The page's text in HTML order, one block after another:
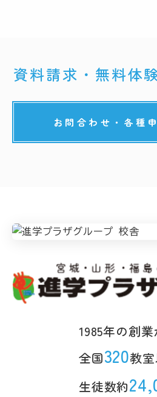
資料請求・無料体
お問合わせ・各種
1985年の創業
全国320教室
生徒数約